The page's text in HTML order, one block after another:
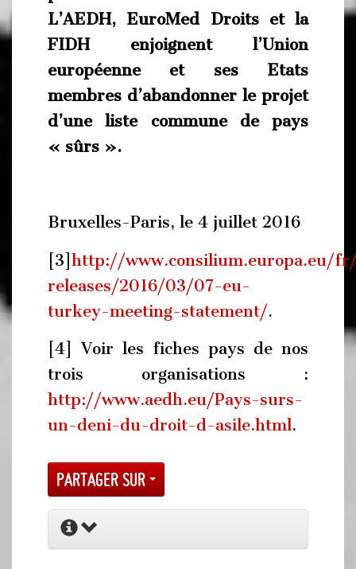
L’AEDH, EuroMed Droits et la
FIDH enjoignent l’Union
européenne et ses Etats
membres d’abandonner le projet
d’une liste commune de pays
« sûrs ».
Bruxelles-Paris, le 4 juillet 2016
[3] http://www.consilium.europa.eu/
releases/2016/03/07-eu-
turkey-meeting-statement/.
[4] Voir les fiches pays de nos
trois organisations :
http://www.aedh.eu/Pays-surs-
un-deni-du-droit-d-asile.html.
Partager sur